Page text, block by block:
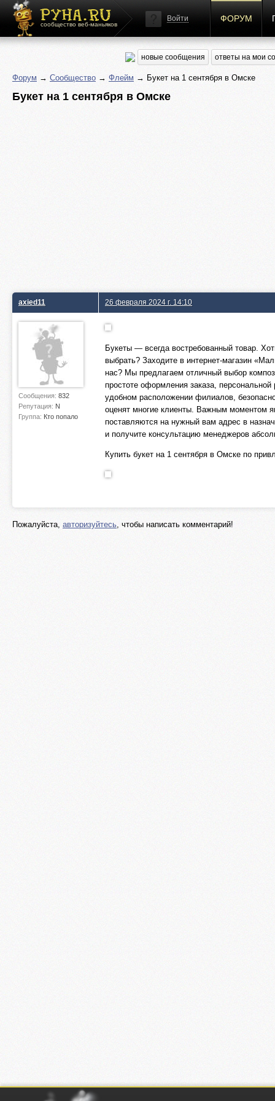
сообщество веб-маньяков
Войти ФОРУМ
новые сообщения ответы на мои
Форум → Сообщество → Флейм → Букет на 1 сентября в Омске
Букет на 1 сентября в Омске
axied11
Сообщения: 832
Репутация: N
Группа: Кто попало
26 февраля 2024 г. 14:10
Букеты — всегда востребованный товар.
выбрать? Заходите в интернет-магазин
нас? Мы предлагаем отличный выбор
простоте оформления заказа,
удобном расположении филиалов,
оценят многие клиенты. Важным моментом
поставляются на нужный вам адрес в
и получите консультацию менеджеров
Купить букет на 1 сентября в Омске по
Пожалуйста, авторизуйтесь, чтобы написать комментарий!